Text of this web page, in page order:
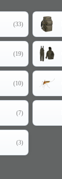
(33)
(19)
(10)
(7)
(3)